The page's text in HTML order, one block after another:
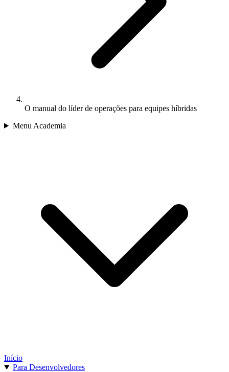
O manual do líder de operações para equipes híbridas
Menu Academia
Início
Para Desenvolvedores